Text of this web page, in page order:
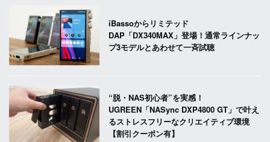
iBassoからリミテッド
DAP「DX340MAX」登場！通常ラインナッ
プ3モデルとあわせて一斉試聴
“脱・NAS初心者”を実感！
UGREEN「NASync DXP4800 GT」で叶え
るストレスフリーなクリエイティブ環境
【割引クーポン有】